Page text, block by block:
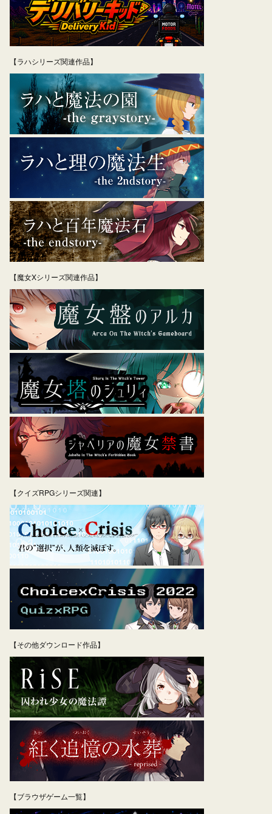
【ラハシリーズ関連作品】
【魔女Xシリーズ関連作品】
【クイズRPGシリーズ関連】
【その他ダウンロード作品】
【ブラウザゲーム一覧】